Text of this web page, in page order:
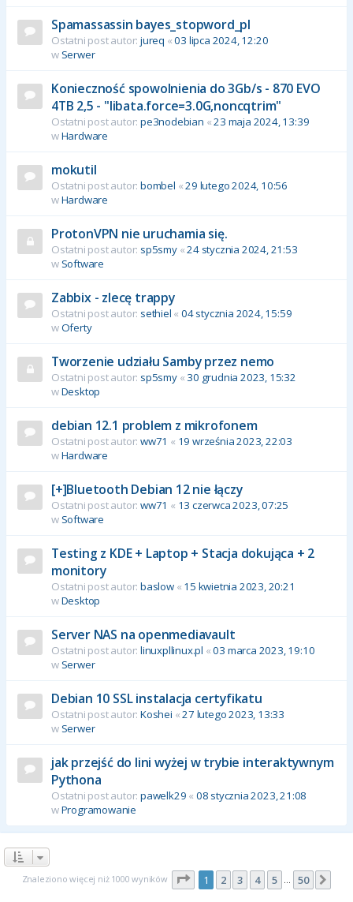
Spamassassin bayes_stopword_pl
Ostatni post autor: jureq «03 lipca 2024, 12:20
w Serwer
Konieczność spowolnienia do 3Gb/s - 870 EVO
4TB 2,5 - "libata.force=3.0G,noncqtrim"
Ostatni post autor: pe3nodebian «23 maja 2024, 13:39
wHardware
mokutil
Ostatni post autor: bombel «29 lutego 2024, 10:56
wHardware
ProtonVPN nie uruchamia się.
Ostatni post autor: sp5smy«24 stycznia 2024, 21:53
w Software
Zabbix - zlecę trappy
Ostatni post autor: sethiel «04 stycznia 2024, 15:59
wOferty
Tworzenie udziału Samby przez nemo
Ostatni post autor: sp5smy« 30 grudnia 2023, 15:32
wDesktop
debian 12.1 problem z mikrofonem
Ostatni post autor: ww71 « 19 września 2023, 22:03
wHardware
[+]Bluetooth Debian 12 nie łączy
Ostatni post autor: ww71 « 13 czerwca 2023, 07:25
w Software
Testing z KDE + Laptop + Stacja dokująca + 2
monitory
Ostatni post autor: baslow« 15 kwietnia 2023, 20:21
wDesktop
Server NAS na openmediavault
Ostatni post autor: linuxpllinux.pl «03 marca 2023, 19:10
w Serwer
Debian 10 SSL instalacja certyfikatu
Ostatni post autor: Koshei «27 lutego 2023, 13:33
w Serwer
jak przejść do lini wyżej w trybie interaktywnym
Pythona
Ostatni post autor: pawelk29 « 08 stycznia 2023, 21:08
wProgramowanie
Znaleziono więcej niż 1000 wyników Strona z50
1 2 3 4 5 … 50